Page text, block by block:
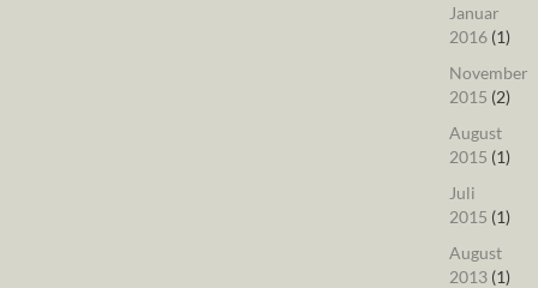
Januar
2016(1)
November
2015 (2)
August
2015 (1)
Juli
2015 (1)
August
2013(1)